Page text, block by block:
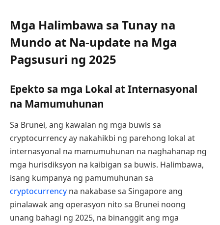
Mga Halimbawa sa Tunay na
Mundo at Na-update na Mga
Pagsusuri ng 2025
Epekto sa mga Lokal at Internasyonal
na Mamumuhunan
Sa Brunei, ang kawalan ng mga buwis sa
cryptocurrency ay nakahikbi ng parehong lokal at
internasyonal na mamumuhunan na naghahanap ng
mga hurisdiksyon na kaibigan sa buwis. Halimbawa,
isang kumpanya ng pamumuhunan sa
cryptocurrency na nakabase sa Singapore ang
pinalawak ang operasyon nito sa Brunei noong
unang bahagi ng 2025, na binanggit ang mga